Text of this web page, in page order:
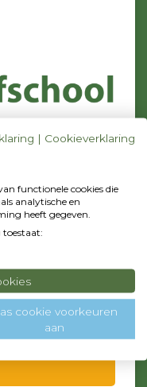
| Cookieverklaring
functionele cookies die
analytische en
heeft gegeven.
toestaat:
cookie voorkeuren
aan